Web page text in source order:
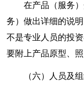
在产品（服务
务）做出详细的说
不是专业人员的投
要附上产品原型、照
（六）人员及